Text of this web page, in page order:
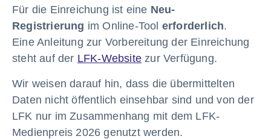
Für die Einreichung ist eine Neu-
Registrierung im Online-Tool erforderlich.
Eine Anleitung zur Vorbereitung der Einreichung
steht auf der LFK-Website zur Verfügung.
Wir weisen darauf hin, dass die übermittelten
Daten nicht öffentlich einsehbar sind und von der
LFK nur im Zusammenhang mit dem LFK-
Medienpreis 2026 genutzt werden.